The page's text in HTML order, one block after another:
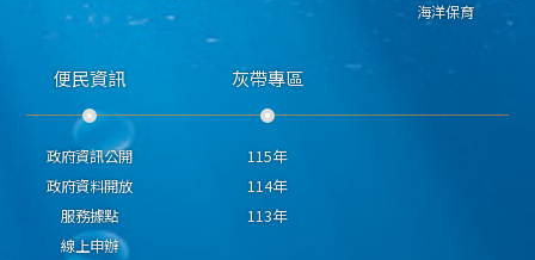
海洋保育
便民資訊
政府資訊公開
政府資料開放
服務據點
線上申辦
灰帶專區
115年
114年
113年